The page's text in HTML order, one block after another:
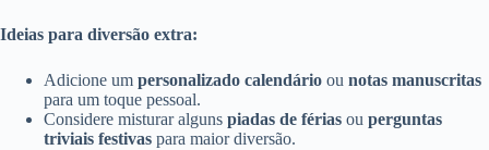
Ideias para diversão extra:
Adicione um personalizado calendário ou notas manuscritas
para um toque pessoal.
Considere misturar alguns piadas de férias ou perguntas
triviais festivas para maior diversão.